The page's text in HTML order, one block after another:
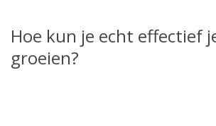
Hoe kun je echt effectief
groeien?